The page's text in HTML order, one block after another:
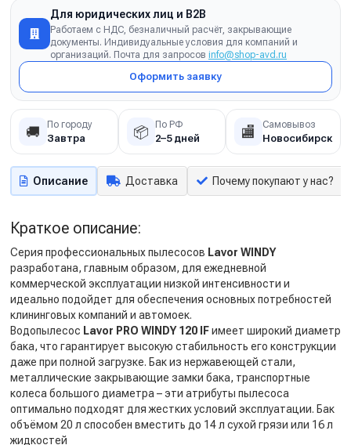
Для юридических лиц и B2B
Работаем с НДС, безналичный расчёт, закрывающие
документы. Индивидуальные условия для компаний и
организаций. Почта для запросов info@shop-avd.ru
Оформить заявку
🚚 По городу
Завтра 📦 По РФ
2–5 дней 🏬 Самовывоз
Новосибирск
Описание Доставка Почему покупают у нас?
Краткое описание:
Серия профессиональных пылесосов Lavor WINDY
разработана, главным образом, для ежедневной
коммерческой эксплуатации низкой интенсивности и
идеально подойдет для обеспечения основных потребностей
клининговых компаний и автомоек.
Водопылесос Lavor PRO WINDY 120 IFимеет широкий диаметр
бака, что гарантирует высокую стабильность его конструкции
даже при полной загрузке. Бак из нержавеющей стали,
металлические закрывающие замки бака, транспортные
колеса большого диаметра – эти атрибуты пылесоса
оптимально подходят для жестких условий эксплуатации. Бак
объёмом 20 л способен вместить до 14 л сухой грязи или 16 л
жидкостей